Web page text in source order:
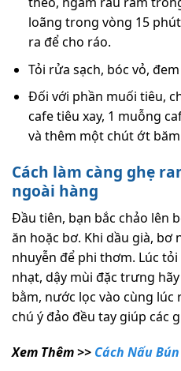
loãng trong vòng 15
ra để cho ráo.
Tỏi rửa sạch, bóc vỏ,
Đối với phần muối tiêu,
cafe tiêu xay, 1 muỗng
và thêm một chút ớt
Cách làm càng ghẹ
ngoài hàng
Đầu tiên, bạn bắc chảo lên
ăn hoặc bơ. Khi dầu già, bơ
nhuyễn để phi thơm. Lúc
nhạt, dậy mùi đặc trưng
bằm, nước lọc vào cùng
chú ý đảo đều tay giúp các
Xem Thêm >> Cách Nấu